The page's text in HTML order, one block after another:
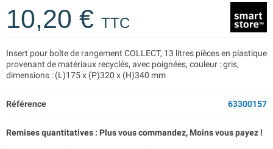
10,20 € TTC
Insert pour boîte de rangement COLLECT, 13 litres pièces en plastique
provenant de matériaux recyclés, avec poignées, couleur : gris,
dimensions : (L)175 x (P)320 x (H)340 mm
Référence 63300157
Remises quantitatives : Plus vous commandez, Moins vous payez !